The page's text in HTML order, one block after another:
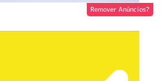
Remover Anúncios?